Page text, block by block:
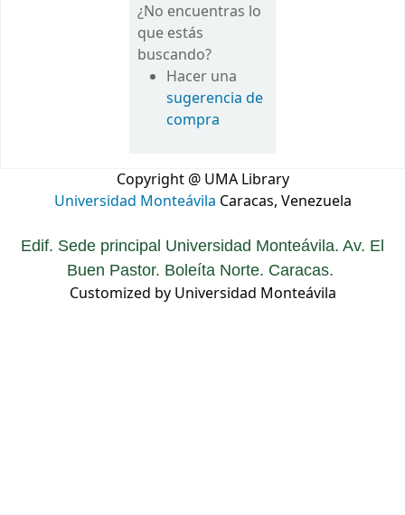
¿No encuentras lo
que estás
buscando?
Hacer una
sugerencia de
compra
Copyright @ UMA Library
Universidad Monteávila Caracas, Venezuela
Edif. Sede principal Universidad Monteávila. Av. El
Buen Pastor. Boleíta Norte. Caracas.
Customized by Universidad Monteávila